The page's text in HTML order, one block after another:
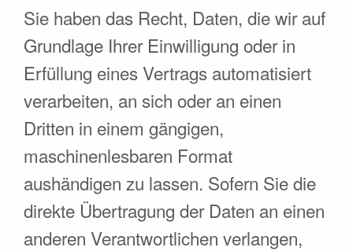
Sie haben das Recht, Daten, die wir auf
Grundlage Ihrer Einwilligung oder in
Erfüllung eines Vertrags automatisiert
verarbeiten, an sich oder an einen
Dritten in einem gängigen,
maschinenlesbaren Format
aushändigen zu lassen. Sofern Sie die
direkte Übertragung der Daten an einen
anderen Verantwortlichen verlangen,